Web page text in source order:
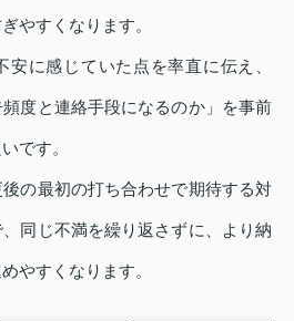
やすくなります。
安に感じていた点を率直に伝え、
頻度と連絡手段になるのか」を事前
です。
の最初の打ち合わせで期待する対
同じ不満を繰り返さずに、より納
やすくなります。